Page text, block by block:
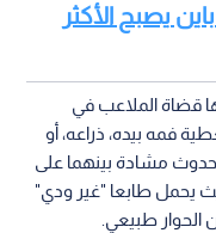
يصبح الأكثر
قضاة الملاعب في
فمه بيده، ذراعه، أو
مشادة بينهما على
يحمل طابعا "غير ودي"
الحوار طبيعي.